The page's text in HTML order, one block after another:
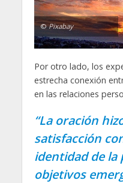
©Pixabay
Por otro lado, los
estrecha conexión
en las relaciones
“La oración
satisfacción
identidad de la
objetivos